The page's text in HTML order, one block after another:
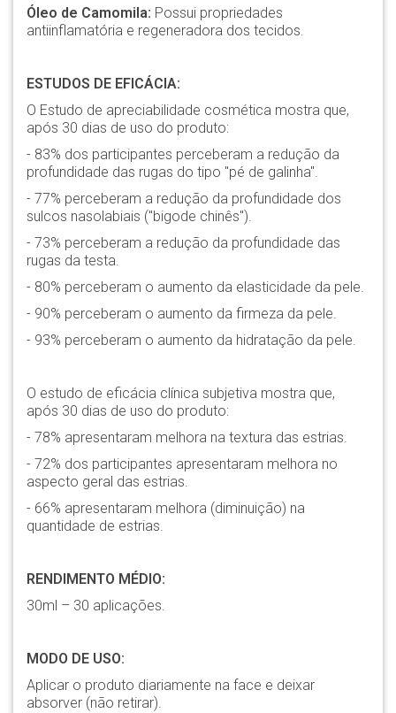
Óleo de Camomila: Possui propriedades
antiinflamatória e regeneradora dos tecidos.
ESTUDOS DE EFICÁCIA:
O Estudo de apreciabilidade cosmética mostra que,
após 30 dias de uso do produto:
- 83% dos participantes perceberam a redução da
profundidade das rugas do tipo "pé de galinha".
- 77% perceberam a redução da profundidade dos
sulcos nasolabiais ("bigode chinês").
- 73% perceberam a redução da profundidade das
rugas da testa.
- 80% perceberam o aumento da elasticidade da pele.
- 90% perceberam o aumento da firmeza da pele.
- 93% perceberam o aumento da hidratação da pele.
O estudo de eficácia clínica subjetiva mostra que,
após 30 dias de uso do produto:
- 78% apresentaram melhora na textura das estrias.
- 72% dos participantes apresentaram melhora no
aspecto geral das estrias.
- 66% apresentaram melhora (diminuição) na
quantidade de estrias.
RENDIMENTO MÉDIO:
30ml – 30 aplicações.
MODO DE USO:
Aplicar o produto diariamente na face e deixar
absorver (não retirar).